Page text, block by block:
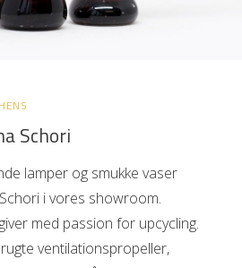
Schori
lamper og smukke vaser
i vores showroom.
med passion for upcycling.
ventilationspropeller,